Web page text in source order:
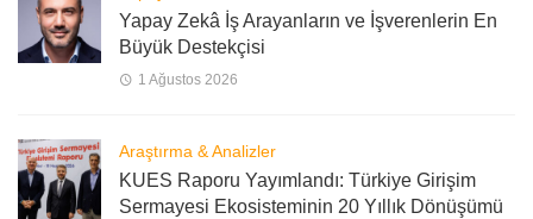
Yapay Zekâ İş Arayanların ve İşverenlerin En
Büyük Destekçisi
1 Ağustos 2026
Araştırma & Analizler
KUES Raporu Yayımlandı: Türkiye Girişim
Sermayesi Ekosisteminin 20 Yıllık Dönüşümü